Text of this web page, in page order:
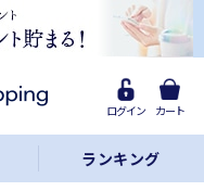
ログイン カート
ランキング
LINE
Facebook
リンクをコピー